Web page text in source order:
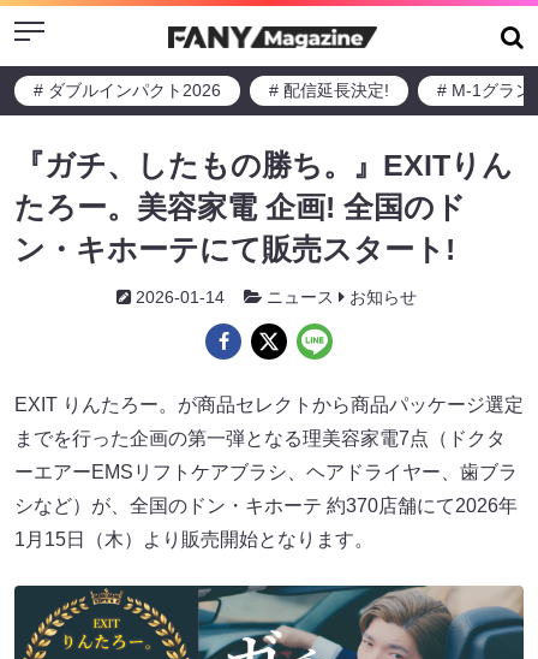
Menu
# ダブルインパクト2026 # 配信延長決定! # M-1グラン
『ガチ、したもの勝ち。』EXITりん
たろー。美容家電 企画! 全国のド
ン・キホーテにて販売スタート!
2026-01-14 ニュース お知らせ
EXIT りんたろー。が商品セレクトから商品パッケージ選定
までを行った企画の第一弾となる理美容家電7点（ドクタ
ーエアーEMSリフトケアブラシ、ヘアドライヤー、歯ブラ
シなど）が、全国のドン・キホーテ 約370店舗にて2026年
1月15日（木）より販売開始となります。